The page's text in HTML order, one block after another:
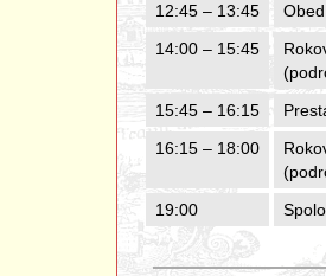
12:45 – 13:45
Obed
14:00 – 15:45
15:45 – 16:15
16:15 – 18:00
19:00